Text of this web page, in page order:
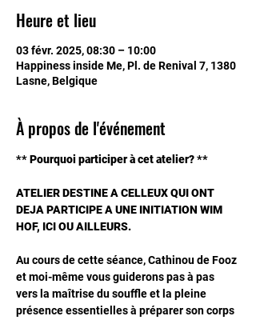
Heure et lieu
03 févr. 2025, 08:30 – 10:00
Happiness inside Me, Pl. de Renival 7, 1380
Lasne, Belgique
À propos de l'événement
** Pourquoi participer à cet atelier? **
ATELIER DESTINE A CELLEUX QUI ONT
DEJA PARTICIPE A UNE INITIATION WIM
HOF, ICI OU AILLEURS.
Au cours de cette séance, Cathinou de Fooz
et moi-même vous guiderons pas à pas
vers la maîtrise du souffle et la pleine
présence essentielles à préparer son corps